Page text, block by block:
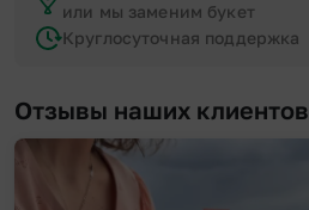
или мы заменим букет
Круглосуточная поддержка
Отзывы наших клиентов